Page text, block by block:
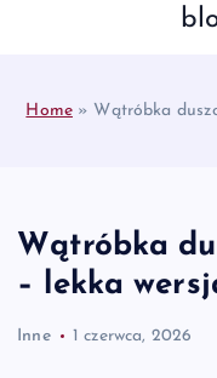
Home» Wątróbka
Wątróbka
– lekka
Inne 1 czerwca, 2026